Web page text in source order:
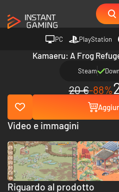
PC PlayStation
Kamaeru: A Frog
Steam
20 €-88%
Riguardo al prodotto
Video e immagini